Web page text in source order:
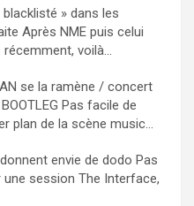
blacklisté » dans les
Après NME puis celui
voilà...
se la ramène / concert
Pas facile de
plan de la scène music...
envie de dodo Pas
session The Interface,